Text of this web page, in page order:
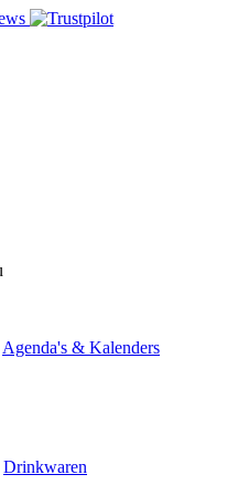
Agenda's & Kalenders
Drinkwaren